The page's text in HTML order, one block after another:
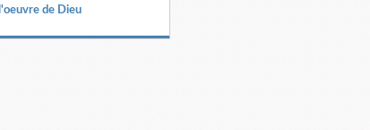
l'oeuvre de Dieu